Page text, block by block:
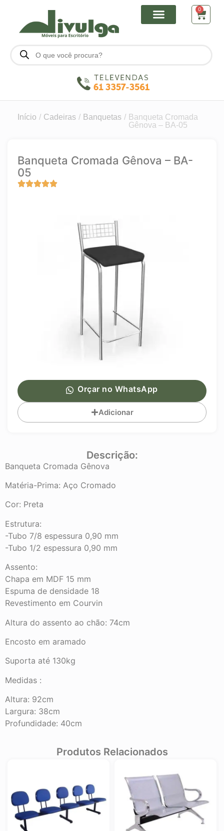
0
Início / Cadeiras / Banquetas / Banqueta Cromada
Gênova – BA-05
Banqueta Cromada Gênova – BA-
05
Orçar no WhatsApp
Adicionar
Descrição:
Banqueta Cromada Gênova
Matéria-Prima: Aço Cromado
Cor: Preta
Estrutura:
-Tubo 7/8 espessura 0,90 mm
-Tubo 1/2 espessura 0,90 mm
Assento:
Chapa em MDF 15 mm
Espuma de densidade 18
Revestimento em Courvin
Altura do assento ao chão: 74cm
Encosto em aramado
Suporta até 130kg
Medidas :
Altura: 92cm
Largura: 38cm
Profundidade: 40cm
Produtos Relacionados